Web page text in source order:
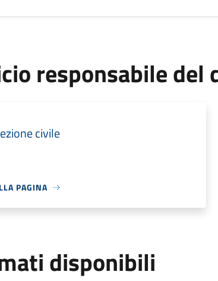
responsabile del
civile
PAGINA
disponibili